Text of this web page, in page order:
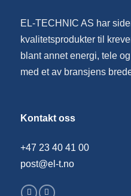
EL-TECHNIC AS har
kvalitetsprodukter til
blant annet energi, tele
med et av bransjens
Kontakt oss
+47 23 40 41 00
post@el-t.no